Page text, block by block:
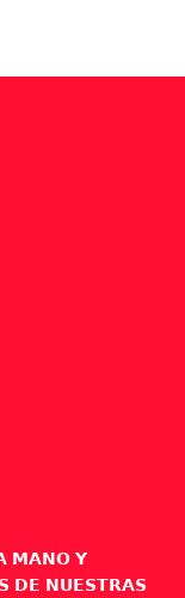
𝗠𝗔𝗡𝗢 𝗬
𝗗𝗘 𝗡𝗨𝗘𝗦𝗧𝗥𝗔𝗦